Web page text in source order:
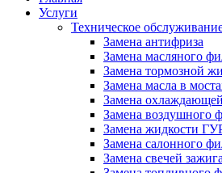
Услуги
Техническое
Замена антифриза
Замена масляного
Замена тормозной
Замена масла в
Замена
Замена воздушного
Замена жидкости
Замена салонного
Замена свечей